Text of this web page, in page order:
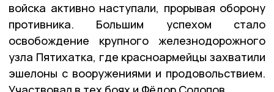
войска активно наступали, прорывая оборону
противника. Большим успехом стало
освобождение крупного железнодорожного
узла Пятихатка, где красноармейцы захватили
эшелоны с вооружениями и продовольствием.